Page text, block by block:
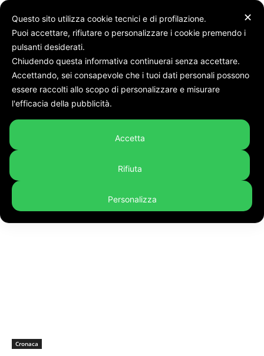
Due gravi episodi di violenza: 14enne aggredito "a caso" e
regolamento di conti tra due bande di magrebini. Preoccupazione in città
Tag:due gravi episodi di
violenza: 14enne aggredito "a
caso" e regolamento di conti
tra due bande di magrebini.
Preoccupazione in città
Cronaca
✕
Questo sito utilizza cookie tecnici e di profilazione.
Puoi accettare, rifiutare o personalizzare i cookie premendo i
pulsanti desiderati.
Chiudendo questa informativa continuerai senza accettare.
Accettando, sei consapevole che i tuoi dati personali possono
essere raccolti allo scopo di personalizzare e misurare
l'efficacia della pubblicità.
Accetta
Rifiuta
Personalizza